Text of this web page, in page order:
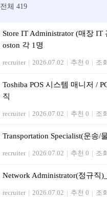
전체 419
Store IT Administrator (매장 IT
oston 각 1명
recruiter | 2026.07.02 | 추천 0 | 조
Toshiba POS 시스템 매니저 /
직
recruiter | 2026.07.02 | 추천 0 | 조
Transportation Specialist(운송/
recruiter | 2026.07.02 | 추천 0 | 조
Network Administrator(정규직
recruiter | 2026.07.02 | 추천 0 | 조